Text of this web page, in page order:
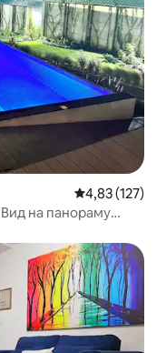
Середня
4,83 (127)
Вид на панораму